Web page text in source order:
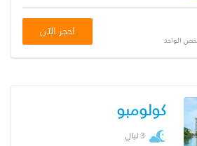
الواحد
احجز الآن
كولومبو
3 ليال